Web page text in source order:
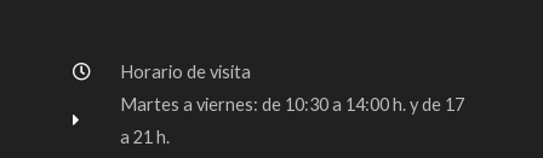
o
o
-
r
a
m
e
Horario de visita
Martes a viernes: de 10:30 a 14:00 h. y de 17
a 21 h.